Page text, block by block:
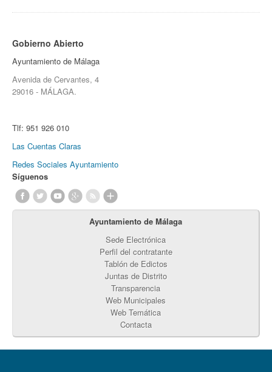
Gobierno Abierto
Ayuntamiento de Málaga
Avenida de Cervantes, 4
29016 - MÁLAGA.
Tlf: 951 926 010
Las Cuentas Claras
Redes Sociales Ayuntamiento
Síguenos
Ayuntamiento de Málaga
Sede Electrónica
Perfil del contratante
Tablón de Edictos
Juntas de Distrito
Transparencia
Web Municipales
Web Temática
Contacta